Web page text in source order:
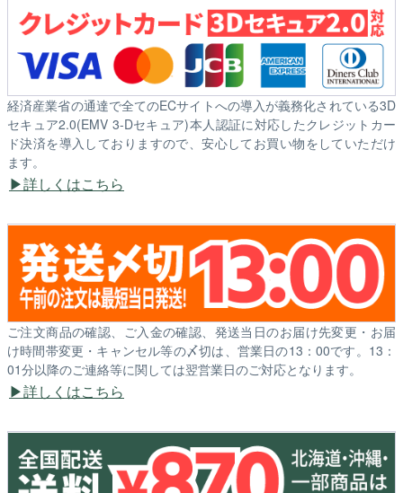
経済産業省の通達で全てのECサイトへの導入が義務化されている3D
セキュア2.0(EMV 3-Dセキュア)本人認証に対応したクレジットカー
ド決済を導入しておりますので、安心してお買い物をしていただけ
ます。
詳しくはこちら
ご注文商品の確認、ご入金の確認、発送当日のお届け先変更・お届
け時間帯変更・キャンセル等の〆切は、営業日の13：00です。13：
01分以降のご連絡等に関しては翌営業日のご対応となります。
詳しくはこちら